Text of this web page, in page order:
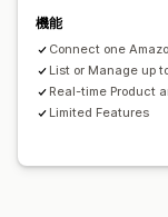
リアルタイムステー
機能
Connect one
List or Manage up
Real-time Product
Limited Features